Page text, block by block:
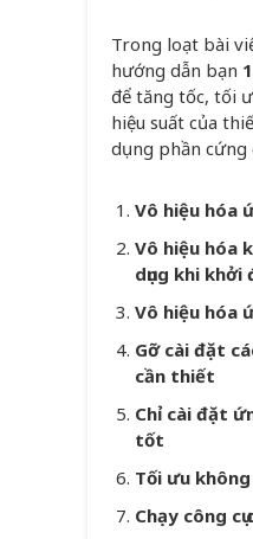
Trong loạt bài
hướng dẫn bạn
để tăng tốc, tối
hiệu suất của
dụng phần cứng
Vô hiệu hóa
Vô hiệu hóa
dụng khi khởi
Vô hiệu hóa
Gỡ cài đặt
cần thiết
Chỉ cài đặt
tốt
Tối ưu
Chạy công